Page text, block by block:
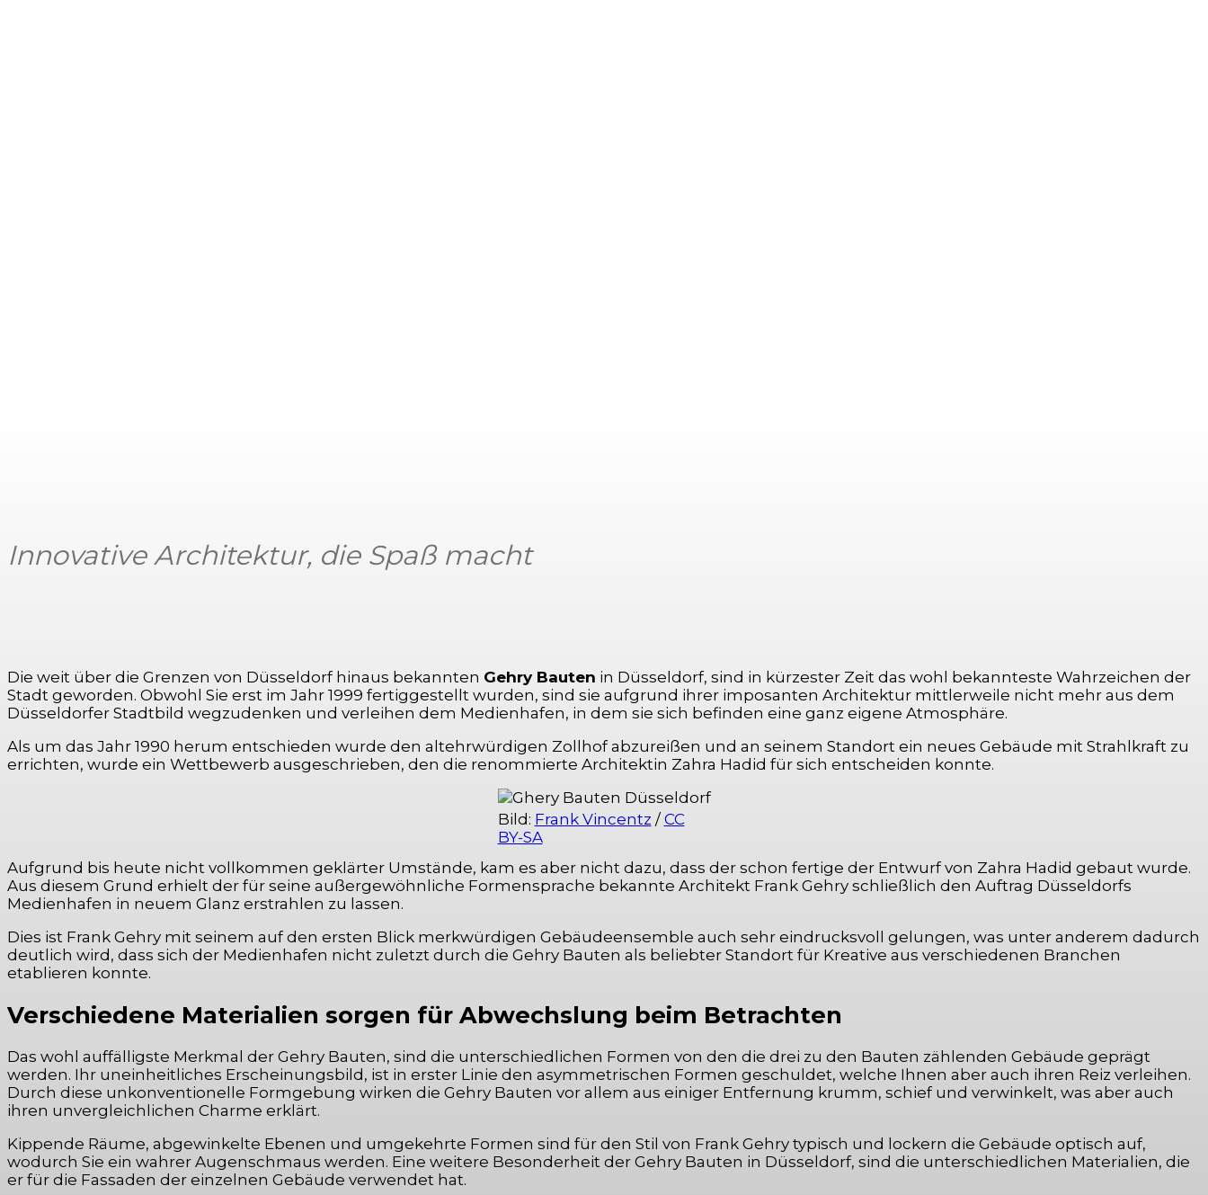
Innovative Architektur, die Spaß macht
Die weit über die Grenzen von Düsseldorf hinaus bekannten Gehry Bauten in Düsseldorf, sind in kürzester Zeit das wohl bekannteste Wahrzeichen der
Stadt geworden. Obwohl Sie erst im Jahr 1999 fertiggestellt wurden, sind sie aufgrund ihrer imposanten Architektur mittlerweile nicht mehr aus dem
Düsseldorfer Stadtbild wegzudenken und verleihen dem Medienhafen, in dem sie sich befinden eine ganz eigene Atmosphäre.
Als um das Jahr 1990 herum entschieden wurde den altehrwürdigen Zollhof abzureißen und an seinem Standort ein neues Gebäude mit Strahlkraft zu
errichten, wurde ein Wettbewerb ausgeschrieben, den die renommierte Architektin Zahra Hadid für sich entscheiden konnte.
Bild: Frank Vincentz / CC
BY-SA
Aufgrund bis heute nicht vollkommen geklärter Umstände, kam es aber nicht dazu, dass der schon fertige der Entwurf von Zahra Hadid gebaut wurde.
Aus diesem Grund erhielt der für seine außergewöhnliche Formensprache bekannte Architekt Frank Gehry schließlich den Auftrag Düsseldorfs
Medienhafen in neuem Glanz erstrahlen zu lassen.
Dies ist Frank Gehry mit seinem auf den ersten Blick merkwürdigen Gebäudeensemble auch sehr eindrucksvoll gelungen, was unter anderem dadurch
deutlich wird, dass sich der Medienhafen nicht zuletzt durch die Gehry Bauten als beliebter Standort für Kreative aus verschiedenen Branchen
etablieren konnte.
Verschiedene Materialien sorgen für Abwechslung beim Betrachten
Das wohl auffälligste Merkmal der Gehry Bauten, sind die unterschiedlichen Formen von den die drei zu den Bauten zählenden Gebäude geprägt
werden. Ihr uneinheitliches Erscheinungsbild, ist in erster Linie den asymmetrischen Formen geschuldet, welche Ihnen aber auch ihren Reiz verleihen.
Durch diese unkonventionelle Formgebung wirken die Gehry Bauten vor allem aus einiger Entfernung krumm, schief und verwinkelt, was aber auch
ihren unvergleichlichen Charme erklärt.
Kippende Räume, abgewinkelte Ebenen und umgekehrte Formen sind für den Stil von Frank Gehry typisch und lockern die Gebäude optisch auf,
wodurch Sie ein wahrer Augenschmaus werden. Eine weitere Besonderheit der Gehry Bauten in Düsseldorf, sind die unterschiedlichen Materialien, die
er für die Fassaden der einzelnen Gebäude verwendet hat.